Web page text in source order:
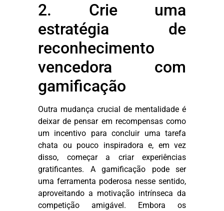
2. Crie uma
estratégia de
reconhecimento
vencedora com
gamificação
Outra mudança crucial de mentalidade é
deixar de pensar em recompensas como
um incentivo para concluir uma tarefa
chata ou pouco inspiradora e, em vez
disso, começar a criar experiências
gratificantes. A gamificação pode ser
uma ferramenta poderosa nesse sentido,
aproveitando a motivação intrínseca da
competição amigável. Embora os